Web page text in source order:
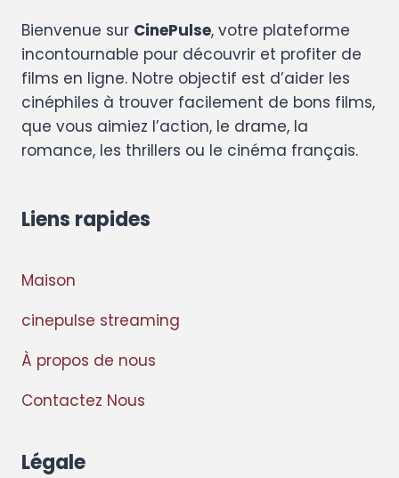
Bienvenue sur CinePulse, votre plateforme
incontournable pour découvrir et profiter de
films en ligne. Notre objectif est d’aider les
cinéphiles à trouver facilement de bons films,
que vous aimiez l’action, le drame, la
romance, les thrillers ou le cinéma français.
Liens rapides
Maison
cinepulse streaming
À propos de nous
Contactez Nous
Légale